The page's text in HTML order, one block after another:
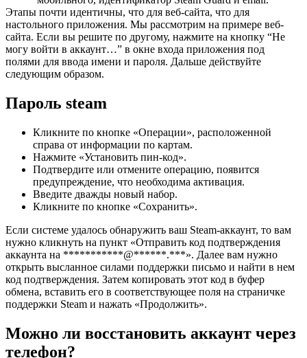
Этапы почти идентичны, что для веб-сайта, что для
настольного приложения. Мы рассмотрим на примере веб-
сайта. Если вы решите по другому, нажмите на кнопку “Не
могу войти в аккаунт…” в окне входа приложения под
полями для ввода имени и пароля. Дальше действуйте
следующим образом.
Пароль steam
Кликните по кнопке «Операции», расположенной
справа от информации по картам.
Нажмите «Установить пин-код».
Подтвердите или отмените операцию, появится
предупреждение, что необходима активация.
Введите дважды новый набор.
Кликните по кнопке «Сохранить».
Если системе удалось обнаружить ваш Steam-аккаунт, то вам
нужно кликнуть на пункт «Отправить код подтверждения
аккаунта на ***********@******.***». Далее вам нужно
открыть высланное силами поддержки письмо и найти в нем
код подтверждения. Затем копировать этот код в буфер
обмена, вставить его в соответствующее поля на страничке
поддержки Steam и нажать «Продолжить».
Можно ли восстановить аккаунт через
телефон?